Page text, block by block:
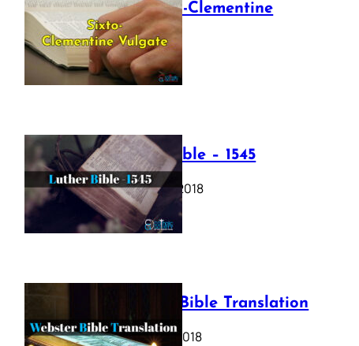
The Sixto-Clementine
Vulgate
July 12, 2025
Luther Bible – 1545
October 17, 2018
Webster Bible Translation
October 11, 2018